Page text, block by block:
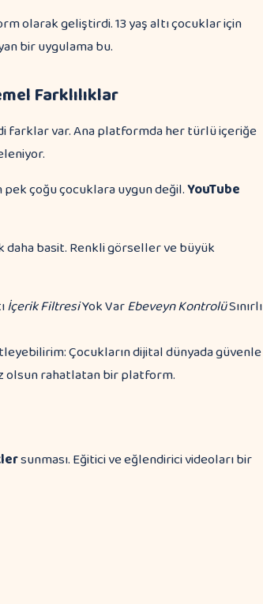
olarak geliştirdi. 13 yaş altı çocuklar için
bir uygulama bu.
Farklılıklar
farklar var. Ana platformda her türlü içeriğe
pek çoğu çocuklara uygun değil.YouTube
daha basit. Renkli görseller ve büyük
İçerik FiltresiYok VarEbeveyn KontrolüSınırlı
Çocukların dijital dünyada güvenle
olsun rahatlatan bir platform.
sunması. Eğitici ve eğlendirici videoları bir